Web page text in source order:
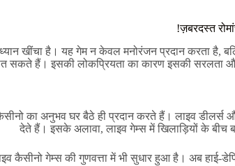
ज़बरदस्त
खींचा है। यह गेम न केवल मनोरंजन प्रदान करता है,
सकते हैं। इसकी लोकप्रियता का कारण इसकी सरलता
का अनुभव घर बैठे ही प्रदान करते हैं। लाइव
देते हैं। इसके अलावा, लाइव गेम्स में खिलाड़ियों के बीच
कैसीनो गेम्स की गुणवत्ता में भी सुधार हुआ है। अब हाई-